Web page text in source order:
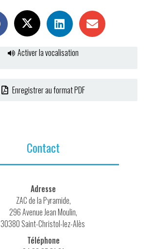
Activer la vocalisation
Enregistrer au format PDF
Contact
Adresse
ZAC de la Pyramide,
296 Avenue Jean Moulin,
30380 Saint-Christol-lez-Alès
Téléphone